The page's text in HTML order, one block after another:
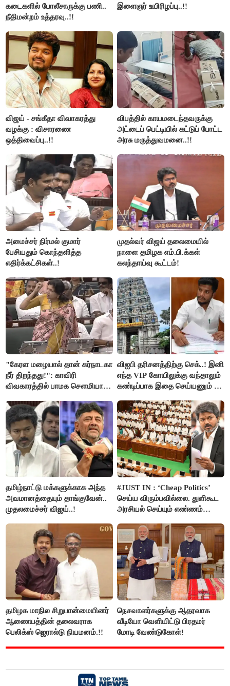
கடைகளில் போலீசாருக்கு பணி..
நீதிமன்றம் உத்தரவு..!!
இளைஞர் உயிரிழப்பு..!!
விஜய் - சங்கீதா விவாகரத்து
வழக்கு : விசாரணை
ஒத்திவைப்பு..!!
விபத்தில் காயமடைந்தவருக்கு
அட்டைப் பெட்டியில் கட்டுப் போட்ட
அரசு மருத்துவமனை..!!
அமைச்சர் நிர்மல் குமார்
பேசியதும் கொந்தளித்த
எதிர்க்கட்சிகள்..!
முதல்வர் விஜய் தலைமையில்
நாளை தமிழக எம்.பி.க்கள்
கலந்தாய்வு கூட்டம்!
"கேரள மழையால் தான் கர்நாடகா
நீர் திறந்தது!": காவிரி
விவகாரத்தில் பாமக சௌமியா
விஐபி தரிசனத்திற்கு செக்..! இனி
எந்த VIP கோயிலுக்கு வந்தாலும்
கண்டிப்பாக இதை செய்யணும் -
தமிழ்நாட்டு மக்களுக்காக அந்த
அவமானத்தையும் தாங்குவேன்..
முதலமைச்சர் விஜய்..!
#JUST IN : ‘Cheap Politics’
செய்ய விரும்பவில்லை. துளிகூட
அரசியல் செய்யும் எண்ணம்
விஜய் பதில்!
தமிழக மாநில சிறுபான்மையினர்
ஆணையத்தின் தலைவராக
பெலிக்ஸ் ஜெரால்டு நியமனம்.!!
நெசவாளர்களுக்கு ஆதரவாக
வீடியோ வெளியிட்டு பிரதமர்
மோடி வேண்டுகோள்!